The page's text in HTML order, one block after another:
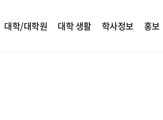
대학/대학원 대학 생활 학사정보 홍보